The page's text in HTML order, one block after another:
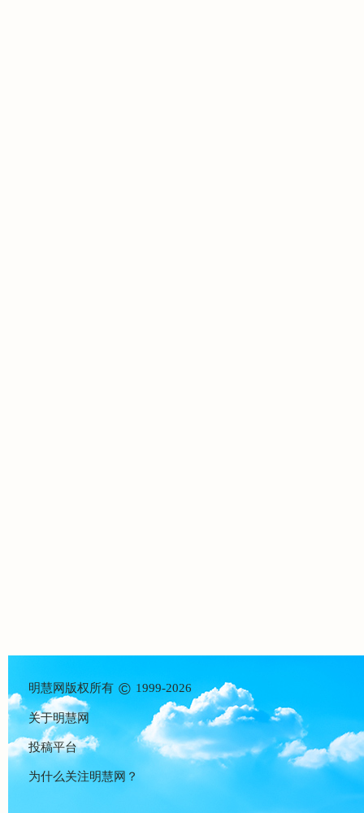
明慧网版权所有 © 1999-2026
关于明慧网
投稿平台
为什么关注明慧网？